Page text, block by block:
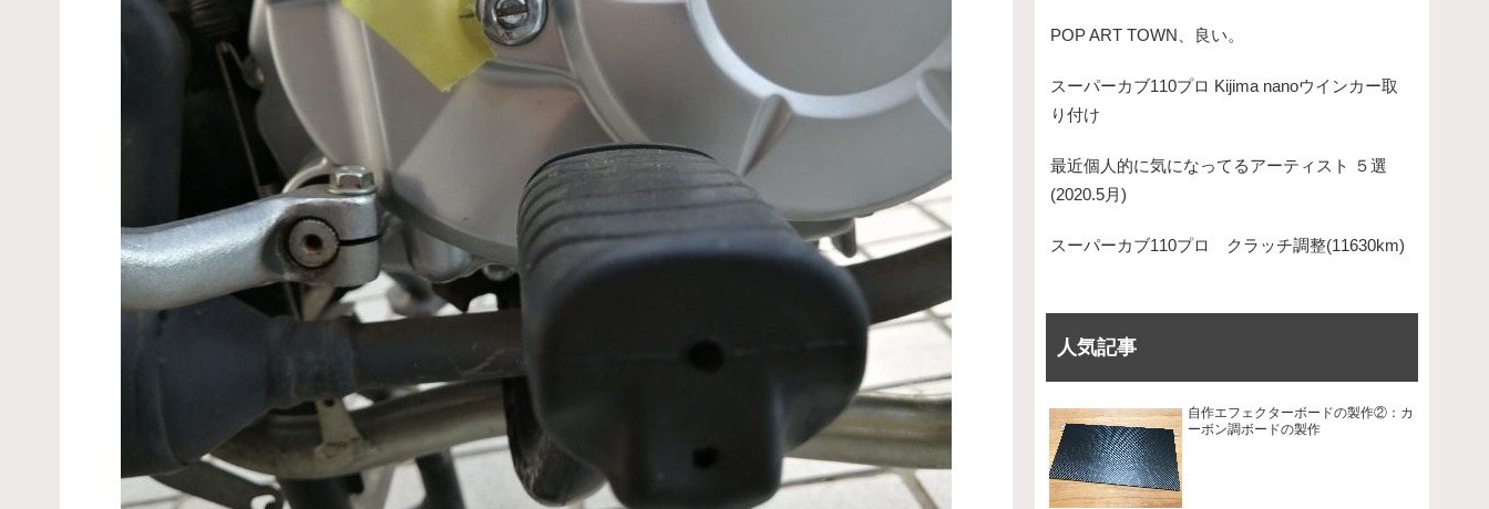
POP ART TOWN、良い。
スーパーカブ110プロ Kijima nanoウインカー取
り付け
最近個人的に気になってるアーティスト ５選
(2020.5月)
スーパーカブ110プロ クラッチ調整(11630km)
人気記事
自作エフェクターボードの製作②：カ
ーボン調ボードの製作